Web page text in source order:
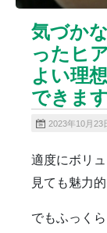
ブログ
プチ
マ
メディ
保険診
成長因子ピ
毛穴用プラ
美肌・アン
脂肪溶解
雑誌
気づか
ったヒ
よい理
できます
2023年10月23
適度にボリ
見ても魅力的
でもふっく